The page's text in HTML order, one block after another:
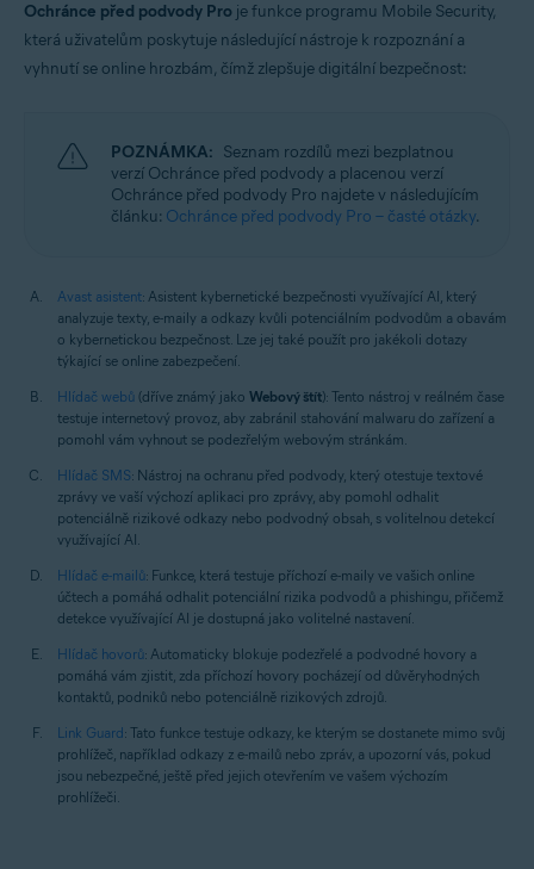
Ochránce před podvody Pro je funkce programu Mobile Security,
která uživatelům poskytuje následující nástroje k rozpoznání a
vyhnutí se online hrozbám, čímž zlepšuje digitální bezpečnost:
POZNÁMKA: Seznam rozdílů mezi bezplatnou
verzí Ochránce před podvody a placenou verzí
Ochránce před podvody Pro najdete v následujícím
článku: Ochránce před podvody Pro – časté otázky.
Avast asistent: Asistent kybernetické bezpečnosti využívající AI, který
analyzuje texty, e-maily a odkazy kvůli potenciálním podvodům a obavám
o kybernetickou bezpečnost. Lze jej také použít pro jakékoli dotazy
týkající se online zabezpečení.
Hlídač webů (dříve známý jako Webový štít): Tento nástroj v reálném čase
testuje internetový provoz, aby zabránil stahování malwaru do zařízení a
pomohl vám vyhnout se podezřelým webovým stránkám.
Hlídač SMS: Nástroj na ochranu před podvody, který otestuje textové
zprávy ve vaší výchozí aplikaci pro zprávy, aby pomohl odhalit
potenciálně rizikové odkazy nebo podvodný obsah, s volitelnou detekcí
využívající AI.
Hlídač e-mailů: Funkce, která testuje příchozí e-maily ve vašich online
účtech a pomáhá odhalit potenciální rizika podvodů a phishingu, přičemž
detekce využívající AI je dostupná jako volitelné nastavení.
Hlídač hovorů: Automaticky blokuje podezřelé a podvodné hovory a
pomáhá vám zjistit, zda příchozí hovory pocházejí od důvěryhodných
kontaktů, podniků nebo potenciálně rizikových zdrojů.
Link Guard: Tato funkce testuje odkazy, ke kterým se dostanete mimo svůj
prohlížeč, například odkazy z e-mailů nebo zpráv, a upozorní vás, pokud
jsou nebezpečné, ještě před jejich otevřením ve vašem výchozím
prohlížeči.